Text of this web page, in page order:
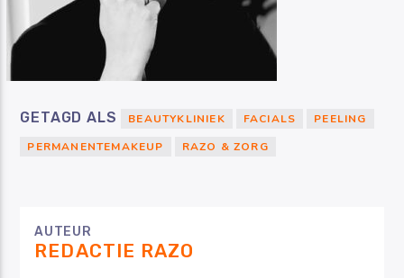
GETAGD ALS BEAUTYKLINIEK FACIALS
PEELING
PERMANENTEMAKEUP
RAZO & ZORG
AUTEUR
REDACTIE RAZO